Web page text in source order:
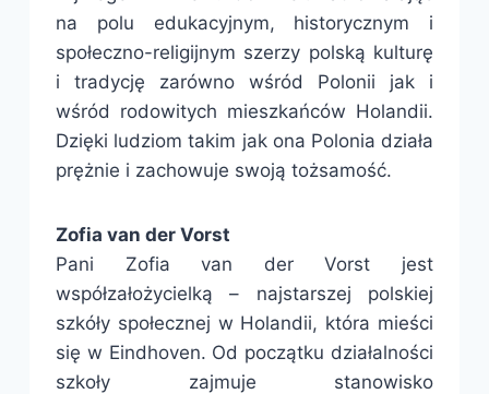
na polu edukacyjnym, historycznym i
społeczno-religijnym szerzy polską kulturę
i tradycję zarówno wśród Polonii jak i
wśród rodowitych mieszkańców Holandii.
Dzięki ludziom takim jak ona Polonia działa
prężnie i zachowuje swoją tożsamość.
Zofia van der Vorst
Pani Zofia van der Vorst jest
współzałożycielką – najstarszej polskiej
szkóły społecznej w Holandii, która mieści
się w Eindhoven. Od początku działalności
szkoły zajmuje stanowisko